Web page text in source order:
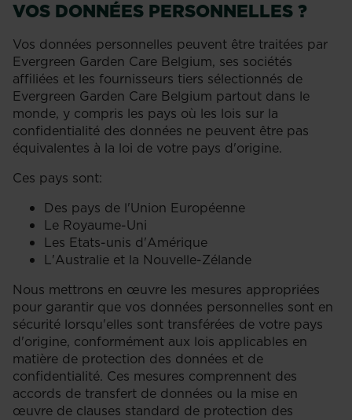
VOS DONNÉES PERSONNELLES ?
Vos données personnelles peuvent être traitées par
Evergreen Garden Care Belgium, ses sociétés
affiliées et les fournisseurs tiers sélectionnés de
Evergreen Garden Care Belgium partout dans le
monde, y compris les pays où les lois sur la
confidentialité des données ne peuvent être pas
équivalentes à la loi de votre pays d'origine.
Ces pays sont:
Des pays de l'Union Européenne
Le Royaume-Uni
Les Etats-unis d'Amérique
L'Australie et la Nouvelle-Zélande
Nous mettrons en œuvre les mesures appropriées
pour garantir que vos données personnelles sont en
sécurité lorsqu'elles sont transférées de votre pays
d'origine, conformément aux lois applicables en
matière de protection des données et de
confidentialité. Ces mesures comprennent des
accords de transfert de données ou la mise en
œuvre de clauses standard de protection des